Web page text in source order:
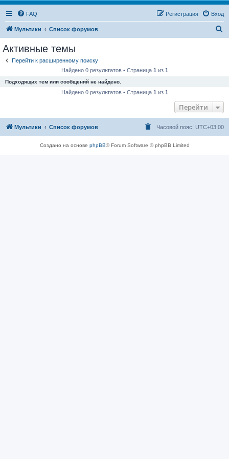
FAQ Вход
Регистрация
Мультики Список форумов
Активные темы
Перейти к расширенному поиску
Найдено 0 результатов • Страница 1 из 1
Подходящих тем или сообщений не найдено.
Найдено 0 результатов • Страница 1 из 1
Перейти
Мультики Список форумов Часовой пояс: UTC+03:00
Создано на основе phpBB® Forum Software © phpBB Limited